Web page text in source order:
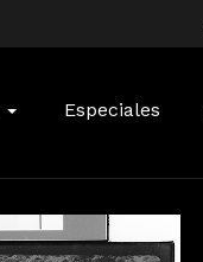
Especiales